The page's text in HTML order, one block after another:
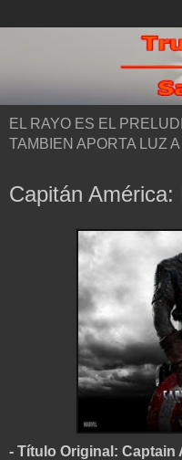
EL RAYO ES EL
TAMBIEN APORTA LUZ
Capitán
- Título Original: Captain